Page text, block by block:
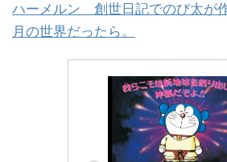
ハーメルン 創世日記でのび太が
月の世界だったら。